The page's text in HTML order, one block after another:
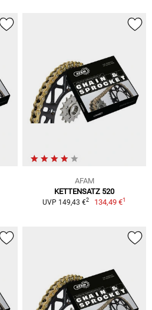
AFAM
KETTENSATZ 520
UVP 149,43 €2 134,49 €1